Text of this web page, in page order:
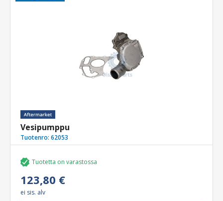
Vesipumppu
Tuotenro: 62053
Tuotetta on varastossa
123,80 €
ei sis. alv